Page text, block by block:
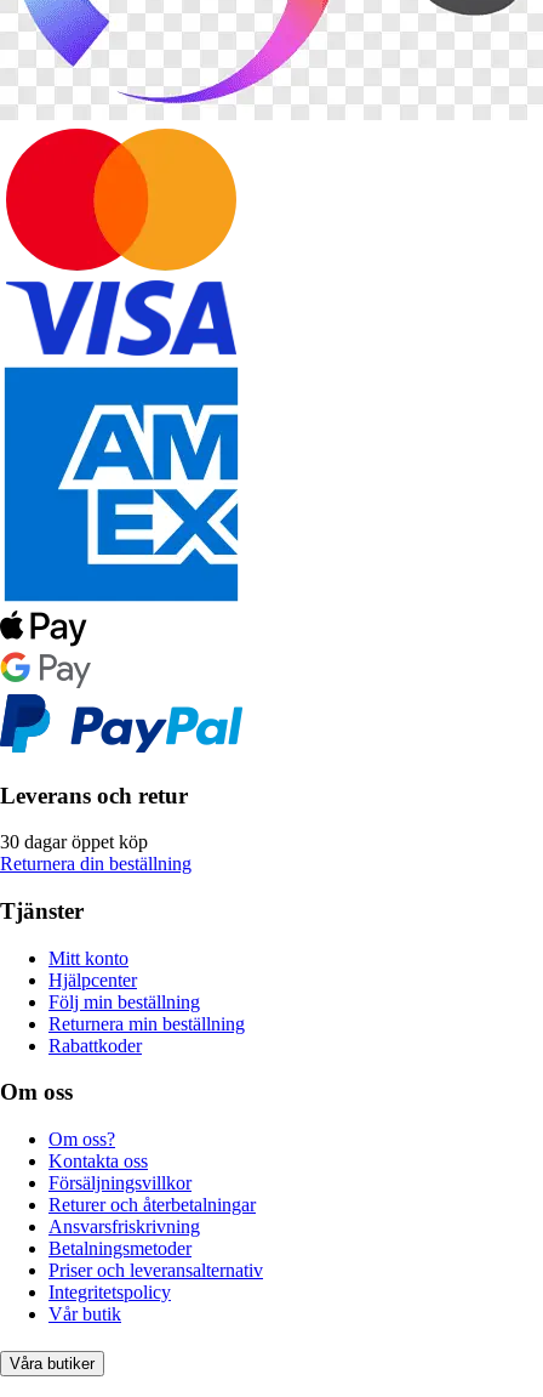
Leverans och retur
30 dagar öppet köp
Returnera din beställning
Tjänster
Mitt konto
Hjälpcenter
Följ min beställning
Returnera min beställning
Rabattkoder
Om oss
Om oss?
Kontakta oss
Försäljningsvillkor
Returer och återbetalningar
Ansvarsfriskrivning
Betalningsmetoder
Priser och leveransalternativ
Integritetspolicy
Vår butik
Våra butiker